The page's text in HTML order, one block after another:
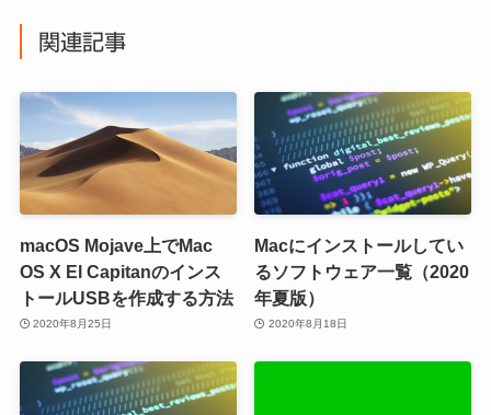
関連記事
macOS Mojave上でMac
OS X El Capitanのインス
トールUSBを作成する方法
2020年8月25日
Macにインストールしてい
るソフトウェア一覧（2020
年夏版）
2020年8月18日